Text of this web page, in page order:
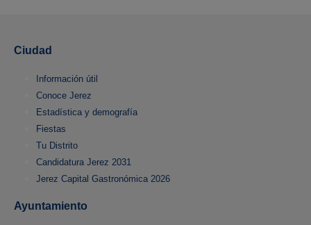
Ciudad
Información útil
Conoce Jerez
Estadística y demografía
Fiestas
Tu Distrito
Candidatura Jerez 2031
Jerez Capital Gastronómica 2026
Ayuntamiento